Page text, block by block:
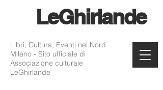
LeGhirlande
Libri, Cultura, Eventi nel Nord
Milano - Sito ufficiale di
Associazione culturale
LeGhirlande